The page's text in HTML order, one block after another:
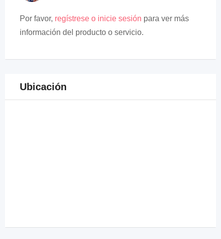
Por favor, regístrese o inicie sesión para ver más
información del producto o servicio.
Ubicación